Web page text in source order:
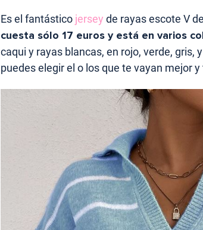
Es el fantástico jersey de rayas escote V
cuesta sólo 17 euros y está en varios
caqui y rayas blancas, en rojo, verde, gris,
puedes elegir el o los que te vayan mejor